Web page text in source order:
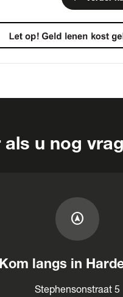
als u nog
assistant_navigation
Kom langs in
Stephensonstraat 5